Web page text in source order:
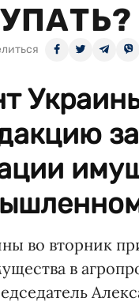
во вторник
в